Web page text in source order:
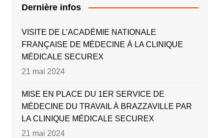
Dernière infos
VISITE DE L’ACADÉMIE NATIONALE
FRANÇAISE DE MÉDECINE À LA CLINIQUE
MÉDICALE SECUREX
21 mai 2024
MISE EN PLACE DU 1ER SERVICE DE
MÉDECINE DU TRAVAIL À BRAZZAVILLE PAR
LA CLINIQUE MÉDICALE SECUREX
21 mai 2024